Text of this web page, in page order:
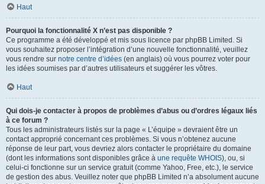
Haut
Pourquoi la fonctionnalité X n’est pas disponible ?
Ce programme a été développé et mis sous licence par phpBB Limited. Si
vous souhaitez proposer l’intégration d’une nouvelle fonctionnalité, veuillez
vous rendre sur notre centre d’idées (en anglais) où vous pourrez voter pour
les idées soumises par d’autres utilisateurs et suggérer les vôtres.
Haut
Qui dois-je contacter à propos de problèmes d’abus ou d’ordres légaux liés
à ce forum ?
Tous les administrateurs listés sur la page « L’équipe » devraient être un
contact approprié concernant ces problèmes. Si vous n’obtenez aucune
réponse de leur part, vous devriez alors contacter le propriétaire du domaine
(dont les informations sont disponibles grâce à une requête WHOIS), ou, si
celui-ci fonctionne sur un service gratuit (comme Yahoo, Free, etc.), le service
de gestion des abus. Veuillez noter que phpBB Limited n’a absolument aucune